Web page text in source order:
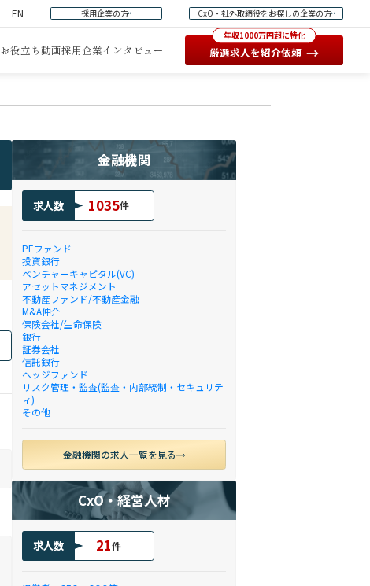
EN 採用企業の方 CxO・社外取締役をお探しの企業の方
お役立ち動画採用企業インタビュー
年収1000万円超に特化
厳選求人を紹介依頼 →
金融機関
求人数 1035件
PEファンド
投資銀行
ベンチャーキャピタル(VC)
アセットマネジメント
不動産ファンド/不動産金融
M&A仲介
保険会社/生命保険
銀行
証券会社
信託銀行
ヘッジファンド
リスク管理・監査(監査・内部統制・セキュリテ
ィ)
その他
金融機関の求人一覧を見る
CxO・経営人材
求人数 21件